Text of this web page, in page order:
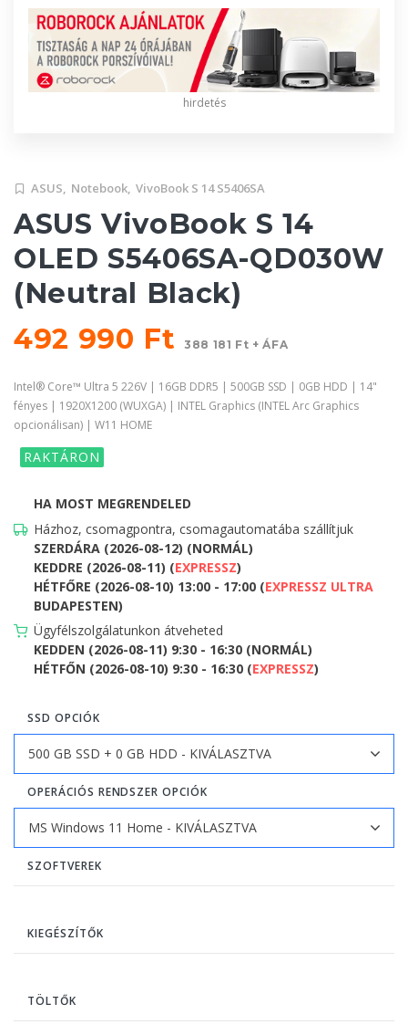
hirdetés
ASUS, Notebook, VivoBook S 14 S5406SA
ASUS VivoBook S 14
OLED S5406SA-QD030W
(Neutral Black)
492 990 Ft
388 181 Ft + ÁFA
Intel® Core™ Ultra 5 226V | 16GB DDR5 | 500GB SSD | 0GB HDD | 14"
fényes | 1920X1200 (WUXGA) | INTEL Graphics (INTEL Arc Graphics
opcionálisan) | W11 HOME
RAKTÁRON
HA MOST MEGRENDELED
Házhoz, csomagpontra, csomagautomatába szállítjuk
SZERDÁRA (2026-08-12) (NORMÁL)
KEDDRE (2026-08-11) (EXPRESSZ)
HÉTFŐRE (2026-08-10) 13:00 - 17:00 (EXPRESSZ ULTRA
BUDAPESTEN)
Ügyfélszolgálatunkon átveheted
KEDDEN (2026-08-11) 9:30 - 16:30 (NORMÁL)
HÉTFŐN (2026-08-10) 9:30 - 16:30 (EXPRESSZ)
SSD OPCIÓK
OPERÁCIÓS RENDSZER OPCIÓK
SZOFTVEREK
KIEGÉSZÍTŐK
TÖLTŐK